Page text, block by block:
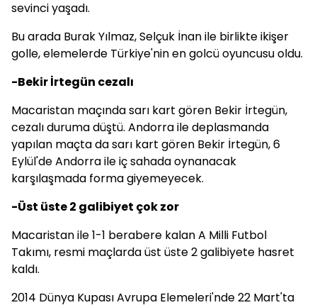
sevinci yaşadı.
Bu arada Burak Yılmaz, Selçuk İnan ile birlikte ikişer
golle, elemelerde Türkiye'nin en golcü oyuncusu oldu.
-Bekir İrtegün cezalı
Macaristan maçında sarı kart gören Bekir İrtegün,
cezalı duruma düştü. Andorra ile deplasmanda
yapılan maçta da sarı kart gören Bekir İrtegün, 6
Eylül'de Andorra ile iç sahada oynanacak
karşılaşmada forma giyemeyecek.
-Üst üste 2 galibiyet çok zor
Macaristan ile 1-1 berabere kalan A Milli Futbol
Takımı, resmi maçlarda üst üste 2 galibiyete hasret
kaldı.
2014 Dünya Kupası Avrupa Elemeleri'nde 22 Mart'ta